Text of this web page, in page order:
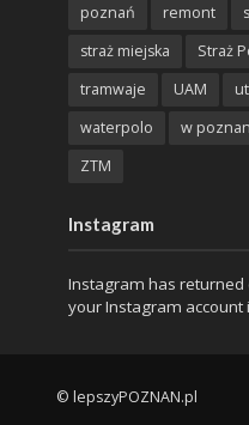
poznań
remont
straż miejska
Straż
tramwaje
UAM
waterpolo
w
ZTM
Instagram
Instagram has returned
your Instagram account
© lepszyPOZNAN.pl